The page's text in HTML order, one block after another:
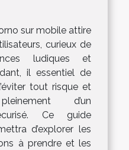
sur mobile attire
curieux de
ludiques et
il essentiel de
tout risque et
d’un
Ce guide
d’explorer les
à prendre et les